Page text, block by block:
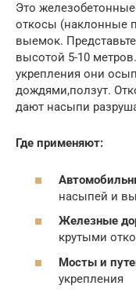
Это
откосы (наклонные
выемок.
высотой 5-10
укрепления они
дождями,ползут.
дают насыпи
Где применяют:
насыпей и
Железные
крутыми
Мосты и
укрепления